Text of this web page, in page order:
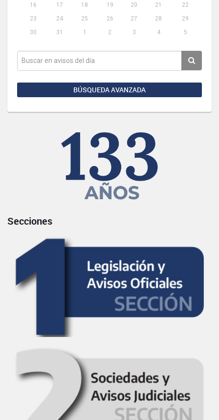
16
17 18 19 20 21
22
23
24 25 26 27 28
29
30
31 1 2 3 4 5
BÚSQUEDA AVANZADA
Secciones